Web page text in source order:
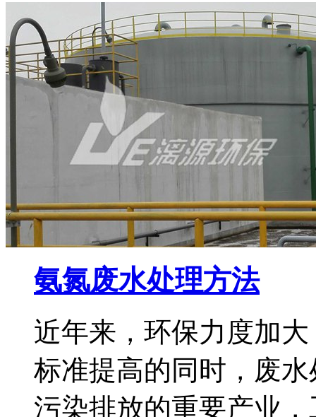
氨氮废水处理方法
近年来，环保力度加
标准提高的同时，废
污染排放的重要产业